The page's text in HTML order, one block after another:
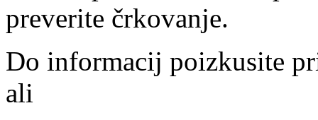
preverite črkovanje.
Do informacij poizkusite
ali